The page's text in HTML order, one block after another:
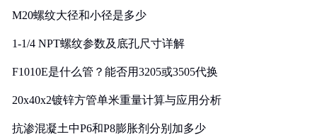
M20螺纹大径和小径是多少
1-1/4 NPT螺纹参数及底孔尺寸详解
F1010E是什么管？能否用3205或3505代换
20x40x2镀锌方管单米重量计算与应用分析
抗渗混凝土中P6和P8膨胀剂分别加多少